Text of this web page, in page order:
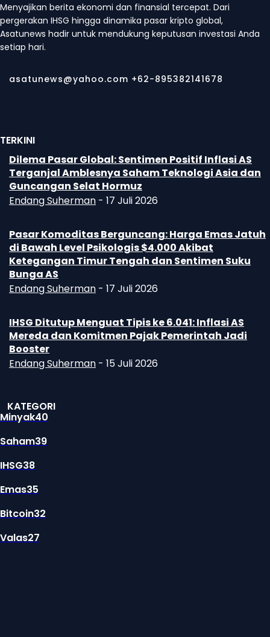
Menyajikan berita ekonomi dan finansial tercepat. Dari
pergerakan IHSG hingga dinamika pasar kripto global,
Asatunews hadir untuk mendukung keputusan investasi Anda
setiap hari.
asatunews@yahoo.com +62-895382141678
TERKINI
Dilema Pasar Global: Sentimen Positif Inflasi AS
Terganjal Amblesnya Saham Teknologi Asia dan
Guncangan Selat Hormuz
Endang Suherman - 17 Juli 2026
Pasar Komoditas Berguncang: Harga Emas Jatuh
di Bawah Level Psikologis $4.000 Akibat
Ketegangan Timur Tengah dan Sentimen Suku
Bunga AS
Endang Suherman - 17 Juli 2026
IHSG Ditutup Menguat Tipis ke 6.041: Inflasi AS
Mereda dan Komitmen Pajak Pemerintah Jadi
Booster
Endang Suherman - 15 Juli 2026
KATEGORI
Minyak40
Saham39
IHSG38
Emas35
Bitcoin32
Valas27